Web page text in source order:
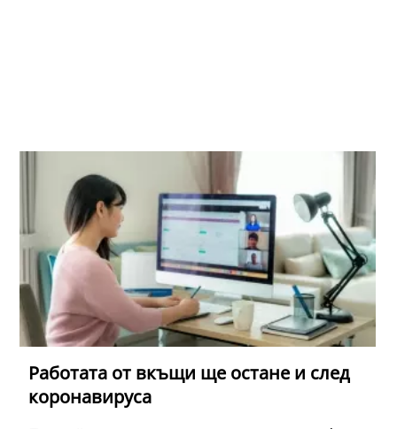
Работата от вкъщи ще остане и след
коронавируса